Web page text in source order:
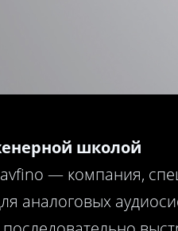
школой
— компания,
аналоговых